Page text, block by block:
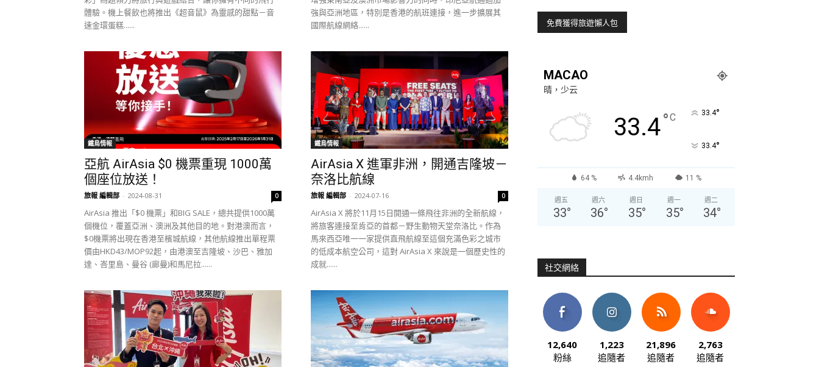
體驗。機上餐飲也將推出《超音鼠》為靈感的甜點－音
速金環蛋糕......
強與亞洲地區，特別是香港的航班連接，進一步擴展其
國際航線網絡......
鐵鳥情報
亞航 AirAsia $0 機票重現 1000萬
個座位放送！
旅報 編輯部 - 2024-08-31 0
AirAsia 推出「$0 機票」和BIG SALE，總共提供1000萬
個機位，覆蓋亞洲、澳洲及其他目的地。對港澳而言，
$0機票將出現在香港至檳城航線，其他航線推出單程票
價由HKD43/MOP92起，由港澳至吉隆坡、沙巴、雅加
達、峇里島、曼谷 (廊曼)和馬尼拉......
鐵鳥情報
AirAsia X 進軍非洲，開通吉隆坡－
奈洛比航線
旅報 編輯部 - 2024-07-16 0
AirAsia X 將於11月15日開通一條飛往非洲的全新航線，
將旅客連接至肯亞的首都－野生動物天堂奈洛比。作為
馬來西亞唯一一家提供直飛航線至這個充滿色彩之城市
的低成本航空公司，這對 AirAsia X 來說是一個歷史性的
成就......
MACAO
晴，少云
33.4°C 33.4°
33.4°
64 % 4.4kmh 11 %
週五
33°
週六
36°
週日
35°
週一
35°
週二
34°
社交網絡
12,640
粉絲
1,223
追隨者
21,896
追隨者
2,763
追隨者